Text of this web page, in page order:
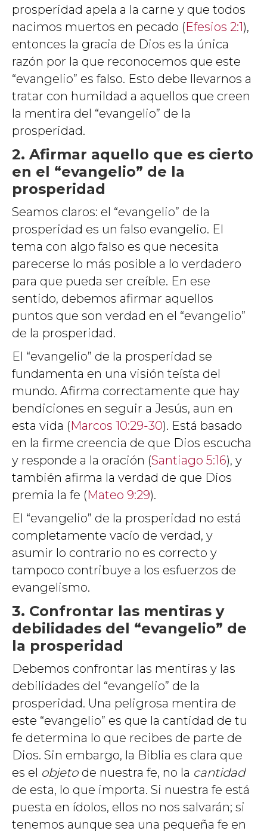
prosperidad apela a la carne y que todos
nacimos muertos en pecado (Efesios 2:1),
entonces la gracia de Dios es la única
razón por la que reconocemos que este
“evangelio” es falso. Esto debe llevarnos a
tratar con humildad a aquellos que creen
la mentira del “evangelio” de la
prosperidad.
2. Afirmar aquello que es cierto
en el “evangelio” de la
prosperidad
Seamos claros: el “evangelio” de la
prosperidad es un falso evangelio. El
tema con algo falso es que necesita
parecerse lo más posible a lo verdadero
para que pueda ser creíble. En ese
sentido, debemos afirmar aquellos
puntos que son verdad en el “evangelio”
de la prosperidad.
El “evangelio” de la prosperidad se
fundamenta en una visión teísta del
mundo. Afirma correctamente que hay
bendiciones en seguir a Jesús, aun en
esta vida (Marcos 10:29-30). Está basado
en la firme creencia de que Dios escucha
y responde a la oración (Santiago 5:16), y
también afirma la verdad de que Dios
premia la fe (Mateo 9:29).
El “evangelio” de la prosperidad no está
completamente vacío de verdad, y
asumir lo contrario no es correcto y
tampoco contribuye a los esfuerzos de
evangelismo.
3. Confrontar las mentiras y
debilidades del “evangelio” de
la prosperidad
Debemos confrontar las mentiras y las
debilidades del “evangelio” de la
prosperidad. Una peligrosa mentira de
este “evangelio” es que la cantidad de tu
fe determina lo que recibes de parte de
Dios. Sin embargo, la Biblia es clara que
es el objeto de nuestra fe, no la cantidad
de esta, lo que importa. Si nuestra fe está
puesta en ídolos, ellos no nos salvarán; si
tenemos aunque sea una pequeña fe en